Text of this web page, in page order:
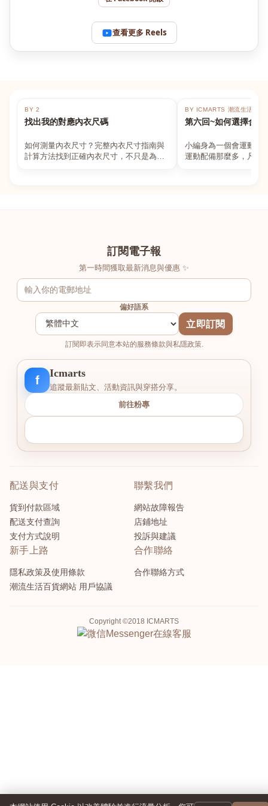
查看更多 Reels
BY 2
找出我的對應內衣尺碼
如何測量內衣尺寸？完整內衣尺寸指南與
計算方法找到正確內衣尺寸，不只是為了
BY ICMARTS 潮流生活百貨
第六回~如何選擇合適
小編身為一個會運動的
運動配備那麼多，凡舉
訂閱電子報
第一時間獲取最新消息與優惠 ✨
偏好語系
立即訂閱
訂閱即表示同意本站的服務條款與私隱政策.
f
Icmarts
追蹤最新貼文、活動資訊與穿搭分享。
前往粉專
配送與支付
貨到付款區域
配送支付查詢
支付方式說明
聯繫我們
網站故障報告
店鋪地址
投訴與建議
新手上路
隱私政策及使用條款
潮流生活百貨網站 用戶協議
合作聯絡
合作聯絡方式
Copyright ©2018 ICMARTS
Messenger在線客服